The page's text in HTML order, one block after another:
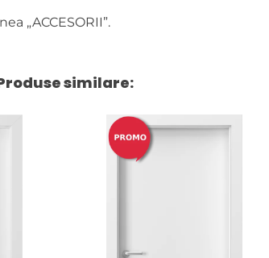
„ACCESORII”.
similare: